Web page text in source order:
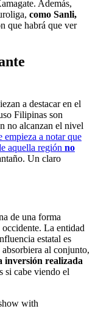
Además,
como Sanli,
que habrá que ver
a destacar en el
Filipinas son
no alcanzan el nivel
empieza a notar que
aquella región no
Un claro
de una forma
occidente. La entidad
estatal es
al conjunto,
inversión realizada
si cabe viendo el
with